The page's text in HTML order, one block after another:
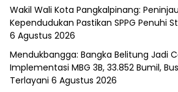
Wakil Wali Kota Pangkalpinang:
Kependudukan Pastikan SPPG Penuhi
6 Agustus 2026
Mendukbangga: Bangka Belitung Jadi
Implementasi MBG 3B, 33.852 Bumil,
Terlayani 6 Agustus 2026